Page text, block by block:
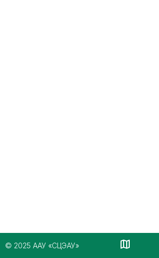
© 2025 ААУ «СЦЭАУ»